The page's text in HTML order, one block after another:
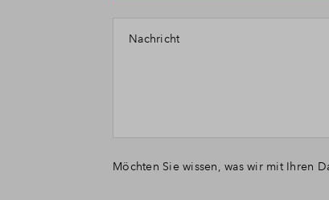
Nachricht
Möchten Sie wissen, was wir mit Ihren